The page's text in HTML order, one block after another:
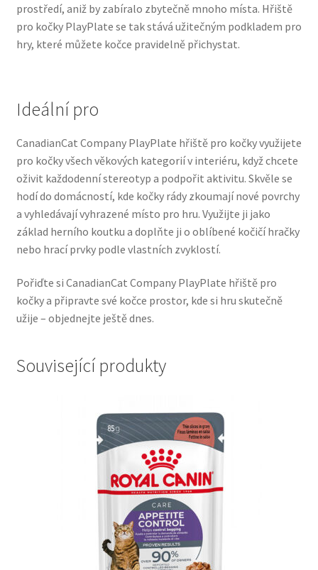
Vodítka a obojky
Wolf of Wilderness
prostředí, aniž by zabíralo zbytečně mnoho místa. Hřiště
pro kočky PlayPlate se tak stává užitečným podkladem pro
hry, které můžete kočce pravidelně přichystat.
Ideální pro
CanadianCat Company PlayPlate hřiště pro kočky využijete
pro kočky všech věkových kategorií v interiéru, když chcete
oživit každodenní stereotyp a podpořit aktivitu. Skvěle se
hodí do domácností, kde kočky rády zkoumají nové povrchy
a vyhledávají vyhrazené místo pro hru. Využijte ji jako
základ herního koutku a doplňte ji o oblíbené kočičí hračky
nebo hrací prvky podle vlastních zvyklostí.
Pořiďte si CanadianCat Company PlayPlate hřiště pro
kočky a připravte své kočce prostor, kde si hru skutečně
užije – objednejte ještě dnes.
Související produkty